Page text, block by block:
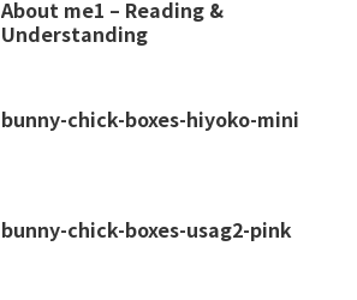
About me1 – Reading &
Understanding
bunny-chick-boxes-hiyoko-mini
bunny-chick-boxes-usag2-pink